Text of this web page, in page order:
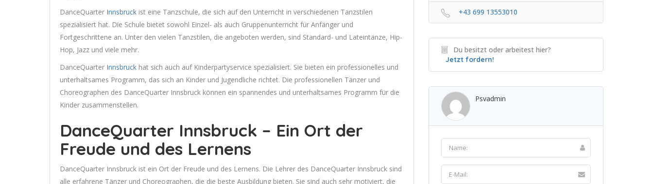
DanceQuarter Innsbruck ist eine Tanzschule, die sich auf den Unterricht in verschiedenen Tanzstilen
spezialisiert hat. Die Schule bietet sowohl Einzel- als auch Gruppenunterricht für Anfänger und
Fortgeschrittene an. Unter den vielen Tanzstilen, die angeboten werden, sind Standard- und Lateintänze, Hip-
Hop, Jazz und viele mehr.
DanceQuarter Innsbruck hat sich auch auf Kinderpartyservice spezialisiert. Sie bieten ein professionelles und
unterhaltsames Programm, das sich an Kinder und Jugendliche richtet. Die professionellen Tänzer und
Choreographen des DanceQuarter Innsbruck können ein spannendes und unterhaltsames Programm für die
Kinder zusammenstellen.
DanceQuarter Innsbruck – Ein Ort der
Freude und des Lernens
DanceQuarter Innsbruck ist ein Ort der Freude und des Lernens. Die Lehrer des DanceQuarter Innsbruck sind
alle erfahrene Tänzer und Choreographen, die die beste Ausbildung bieten. Sie sind auch sehr motiviert, die
+43 699 13553010
Du besitzt oder arbeitest hier?
Jetzt fordern!
Psvadmin